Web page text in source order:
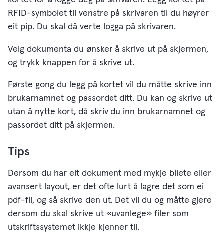
RFID-symbolet til venstre på skrivaren til du høyrer
eit pip. Du skal då verte logga på skrivaren.
Velg dokumenta du ønsker å skrive ut på skjermen,
og trykk knappen for å skrive ut.
Første gong du legg på kortet vil du måtte skrive inn
brukarnamnet og passordet ditt. Du kan og skrive ut
utan å nytte kort, då skriv du inn brukarnamnet og
passordet ditt på skjermen.
Tips
Dersom du har eit dokument med mykje bilete eller
avansert layout, er det ofte lurt å lagre det som ei
pdf-fil, og så skrive den ut. Det vil du og måtte gjere
dersom du skal skrive ut «uvanlege» filer som
utskriftssystemet ikkje kjenner til.